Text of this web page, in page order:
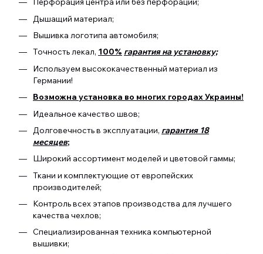
Дышащий материал;
Вышивка логотипа автомобиля;
Точность лекал, 100% гарантия на установку;
Используем высококачественный материал из
Германии!
Возможна установка во многих городах Украины!
Идеальное качество швов;
Долговечность в эксплуатации, гарантия 18
месяцев;
Широкий ассортимент моделей и цветовой гаммы;
Ткани и комплектующие от европейских
производителей;
Контроль всех этапов производства для лучшего
качества чехлов;
Специализированная техника компьютерной
вышивки;